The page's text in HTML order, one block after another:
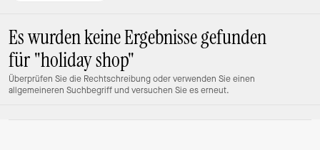
Es wurden keine Ergebnisse gefunden
für "holiday shop"
Überprüfen Sie die Rechtschreibung oder verwenden Sie einen
allgemeineren Suchbegriff und versuchen Sie es erneut.